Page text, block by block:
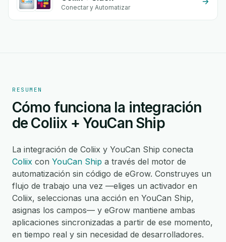
Conectar y Automatizar
RESUMEN
Cómo funciona la integración
de Coliix + YouCan Ship
La integración de Coliix y YouCan Ship conecta
Coliix con YouCan Ship a través del motor de
automatización sin código de eGrow. Construyes un
flujo de trabajo una vez —eliges un activador en
Coliix, seleccionas una acción en YouCan Ship,
asignas los campos— y eGrow mantiene ambas
aplicaciones sincronizadas a partir de ese momento,
en tiempo real y sin necesidad de desarrolladores.